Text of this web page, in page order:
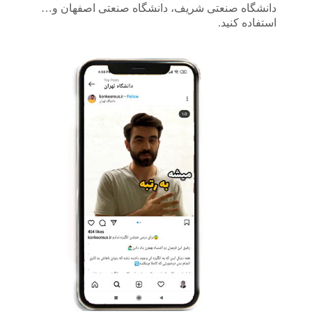
دانشگاه صنعتی شریف، دانشگاه صنعتی اصفهان و…
استفاده کنید.